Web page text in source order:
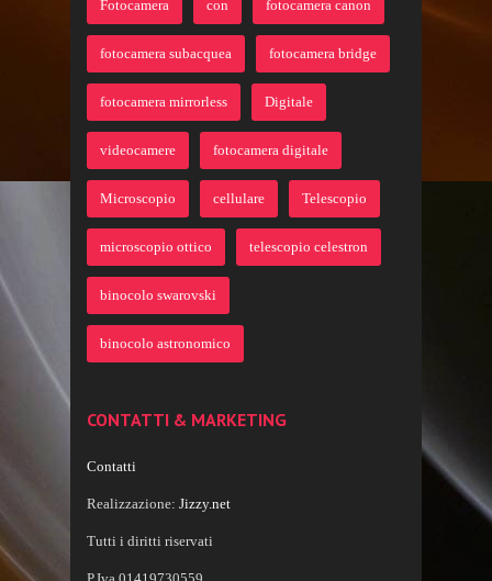
Fotocamera con fotocamera canon
fotocamera subacquea fotocamera bridge
fotocamera mirrorless Digitale
videocamere fotocamera digitale
Microscopio cellulare Telescopio
microscopio ottico telescopio celestron
binocolo swarovski
binocolo astronomico
CONTATTI & MARKETING
Contatti
Realizzazione: Jizzy.net
Tutti i diritti riservati